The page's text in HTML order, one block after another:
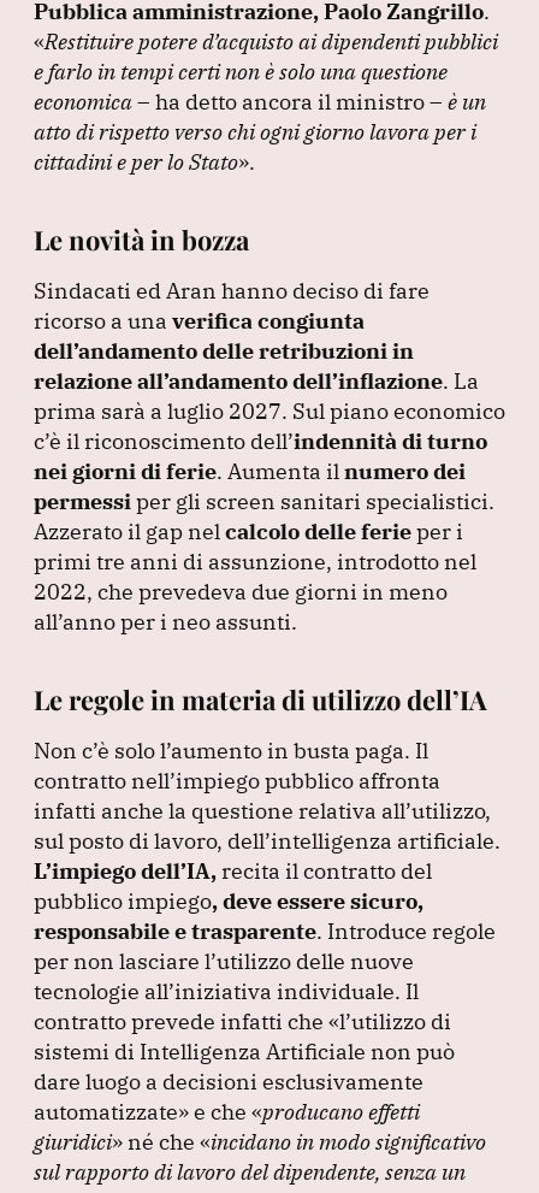
Pubblica amministrazione, Paolo Zangrillo.
«Restituire potere d’acquisto ai dipendenti pubblici
e farlo in tempi certi non è solo una questione
economica– ha detto ancora il ministro – è un
atto di rispetto verso chi ogni giorno lavora per i
cittadini e per lo Stato».
Le novità in bozza
Sindacati ed Aran hanno deciso di fare
ricorso a una verifica congiunta
dell’andamento delle retribuzioni in
relazione all’andamento dell’inflazione. La
prima sarà a luglio 2027. Sul piano economico
c’è il riconoscimento dell’indennità di turno
nei giorni di ferie. Aumenta il numero dei
permessi per gli screen sanitari specialistici.
Azzerato il gap nel calcolo delle ferieper i
primi tre anni di assunzione, introdotto nel
2022, che prevedeva due giorni in meno
all’anno per i neo assunti.
Le regole in materia di utilizzo dell’IA
Non c’è solo l’aumento in busta paga. Il
contratto nell’impiego pubblico affronta
infatti anche la questione relativa all’utilizzo,
sul posto di lavoro, dell’intelligenza artificiale.
L’impiego dell’IA, recita il contratto del
pubblico impiego, deve essere sicuro,
responsabile e trasparente. Introduce regole
per non lasciare l’utilizzo delle nuove
tecnologie all’iniziativa individuale. Il
contratto prevede infatti che «l’utilizzo di
sistemi di Intelligenza Artificiale non può
dare luogo a decisioni esclusivamente
automatizzate»e che «producano effetti
giuridici» né che «incidano in modo significativo
sul rapporto di lavoro del dipendente, senza un